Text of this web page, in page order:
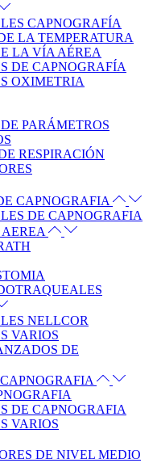
CAPNOGRAFÍA
LA TEMPERATURA
LA VÍA AÉREA
DE CAPNOGRAFÍA
OXIMETRIA
PARÁMETROS
RESPIRACIÓN
CAPNOGRAFIA
DE CAPNOGRAFIA
NELLCOR
VARIOS
DE
DE CAPNOGRAFIA
VARIOS
DE NIVEL MEDIO